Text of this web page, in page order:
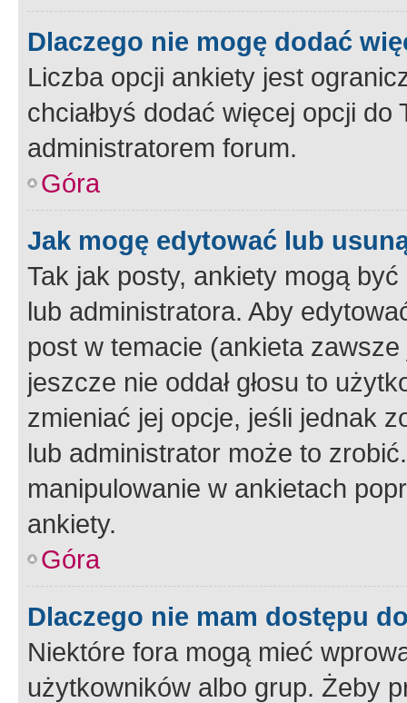
Dlaczego nie mogę dodać
Liczba opcji ankiety jest
chciałbyś dodać więcej opcji
administratorem forum.
Góra
Jak mogę edytować lub
Tak jak posty, ankiety mogą
lub administratora. Aby
post w temacie (ankieta
jeszcze nie oddał głosu to
zmieniać jej opcje, jeśli jednak
lub administrator może to
manipulowanie w ankietach
ankiety.
Góra
Dlaczego nie mam dostępu
Niektóre fora mogą mieć
użytkowników albo grup. Żeby